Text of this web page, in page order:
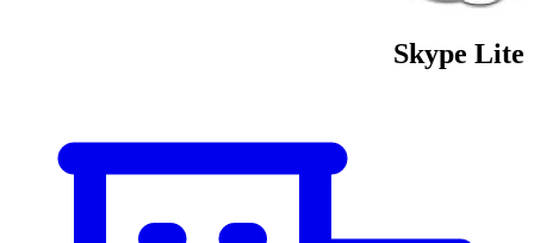
Skype Lite